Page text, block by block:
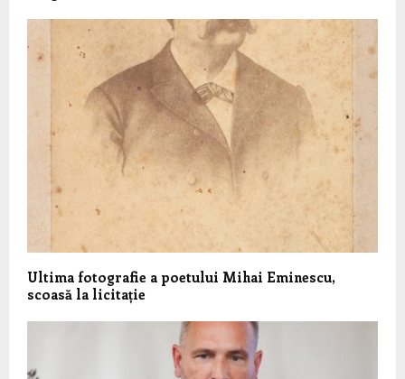
Ultima fotografie a poetului Mihai Eminescu,
scoasă la licitație